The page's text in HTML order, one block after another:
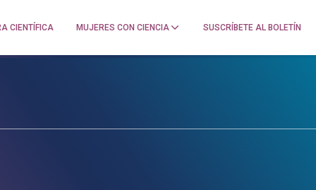
CIENTÍFICA MUJERES CON CIENCIA SUSCRÍBETE AL BOLETÍN